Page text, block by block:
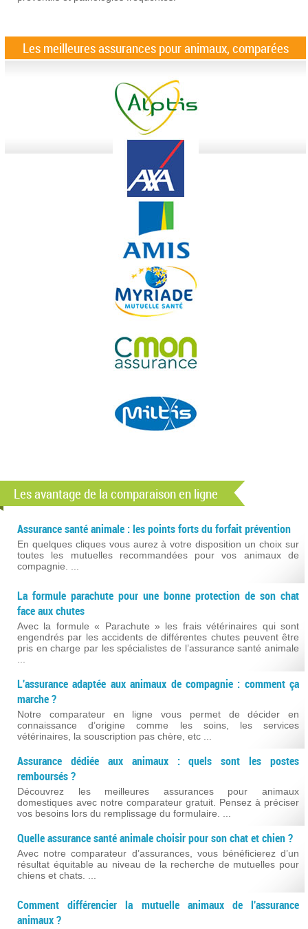
Les meilleures assurances pour animaux, comparées
Les avantage de la comparaison en ligne
Assurance santé animale : les points forts du forfait prévention
En quelques cliques vous aurez à votre disposition un choix sur
toutes les mutuelles recommandées pour vos animaux de
compagnie. ...
La formule parachute pour une bonne protection de son chat
face aux chutes
Avec la formule « Parachute » les frais vétérinaires qui sont
engendrés par les accidents de différentes chutes peuvent être
pris en charge par les spécialistes de l’assurance santé animale
L'assurance adaptée aux animaux de compagnie : comment ça
marche ?
Notre comparateur en ligne vous permet de décider en
connaissance d’origine comme les soins, les services
vétérinaires, la souscription pas chère, etc ...
Assurance dédiée aux animaux : quels sont les postes
remboursés ?
Découvrez les meilleures assurances pour animaux
domestiques avec notre comparateur gratuit. Pensez à préciser
vos besoins lors du remplissage du formulaire. ...
Quelle assurance santé animale choisir pour son chat et chien ?
Avec notre comparateur d’assurances, vous bénéficierez d’un
résultat équitable au niveau de la recherche de mutuelles pour
chiens et chats. ...
Comment différencier la mutuelle animaux de l'assurance
animaux ?